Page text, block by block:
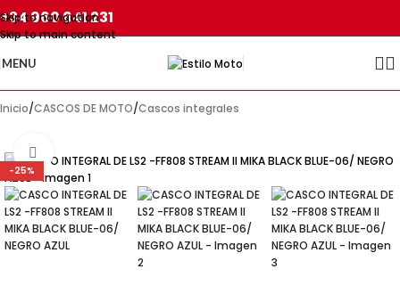
Skip to navigation
Skip to main content
+34 960 641 231
MENU
Inicio/CASCOS DE MOTO/Cascos integrales
-25%